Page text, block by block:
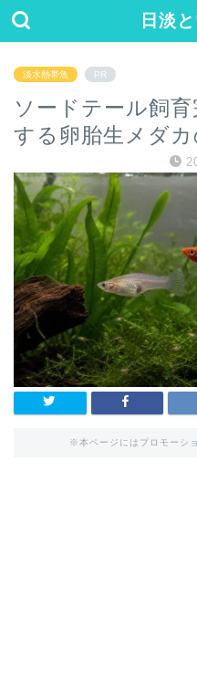
日淡
淡水熱帯魚 PR
ソードテール飼
する卵胎生メダ
※本ページにはプロモーシ